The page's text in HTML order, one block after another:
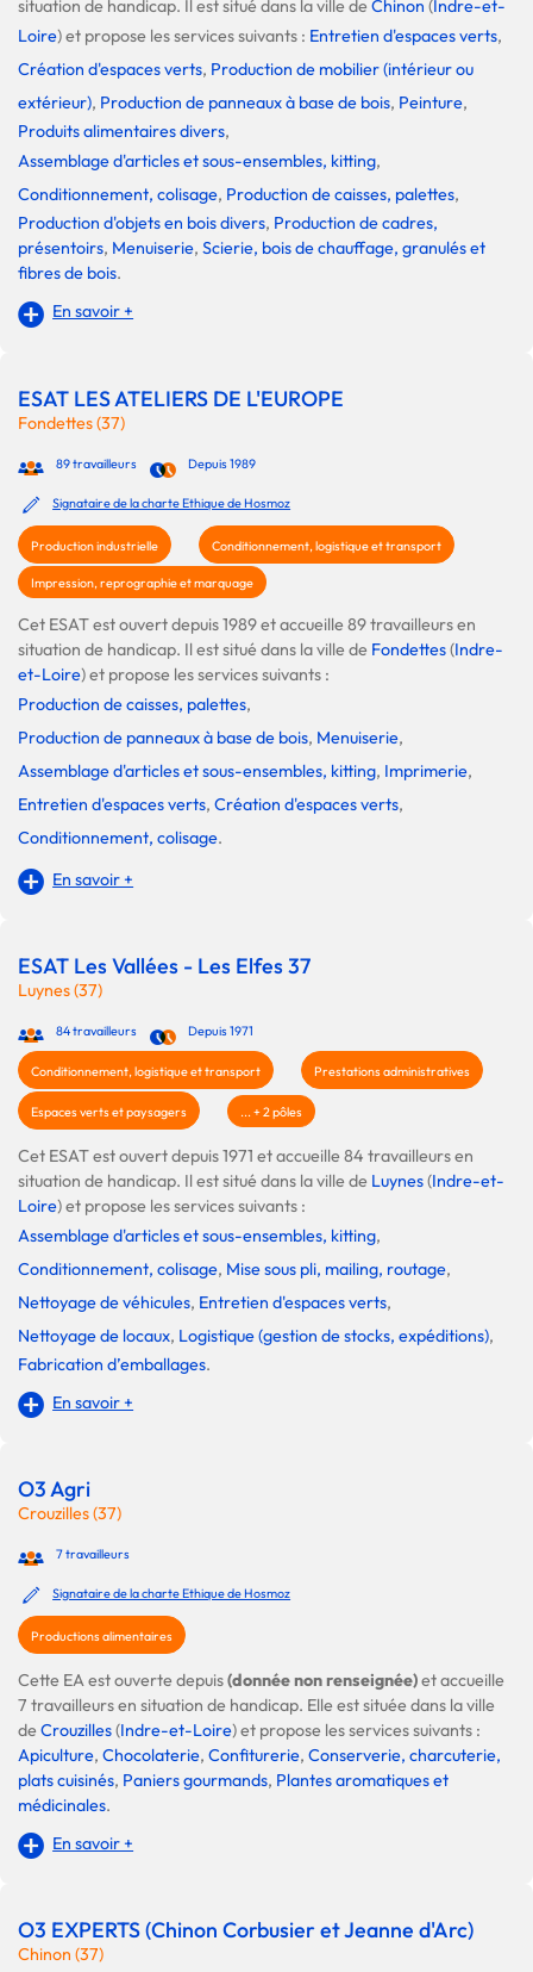
situation de handicap. Il est situé dans la ville deChinon (Indre-et-
Loire) et propose les services suivants : Entretien d'espaces verts,
Création d'espaces verts, Production de mobilier (intérieur ou
extérieur), Production de panneaux à base de bois, Peinture,
Produits alimentaires divers,
Assemblage d'articles et sous-ensembles, kitting,
Conditionnement, colisage, Production de caisses, palettes,
Production d'objets en bois divers, Production de cadres,
présentoirs, Menuiserie, Scierie, bois de chauffage, granulés et
fibres de bois.
En savoir +
ESAT LES ATELIERS DE L'EUROPE
Fondettes (37)
89 travailleurs Depuis 1989
Signataire de la charte Ethique de Hosmoz
Production industrielle Conditionnement, logistique et transport
Impression, reprographie et marquage
Cet ESAT est ouvert depuis 1989 et accueille 89 travailleurs en
situation de handicap. Il est situé dans la ville de Fondettes(Indre-
et-Loire) et propose les services suivants :
Production de caisses, palettes,
Production de panneaux à base de bois, Menuiserie,
Assemblage d'articles et sous-ensembles, kitting, Imprimerie,
Entretien d'espaces verts, Création d'espaces verts,
Conditionnement, colisage.
En savoir +
ESAT Les Vallées - Les Elfes 37
Luynes (37)
84 travailleurs Depuis 1971
Conditionnement, logistique et transport Prestations administratives
Espaces verts et paysagers ... + 2 pôles
Cet ESAT est ouvert depuis 1971 et accueille 84 travailleurs en
situation de handicap. Il est situé dans la ville de Luynes(Indre-et-
Loire) et propose les services suivants :
Assemblage d'articles et sous-ensembles, kitting,
Conditionnement, colisage, Mise sous pli, mailing, routage,
Nettoyage de véhicules, Entretien d'espaces verts,
Nettoyage de locaux, Logistique (gestion de stocks, expéditions),
Fabrication d’emballages.
En savoir +
O3 Agri
Crouzilles (37)
7 travailleurs
Signataire de la charte Ethique de Hosmoz
Productions alimentaires
Cette EA est ouverte depuis(donnée non renseignée)et accueille
7 travailleurs en situation de handicap. Elle est située dans la ville
deCrouzilles(Indre-et-Loire) et propose les services suivants :
Apiculture, Chocolaterie, Confiturerie, Conserverie, charcuterie,
plats cuisinés, Paniers gourmands, Plantes aromatiques et
médicinales.
En savoir +
O3 EXPERTS (Chinon Corbusier et Jeanne d'Arc)
Chinon (37)